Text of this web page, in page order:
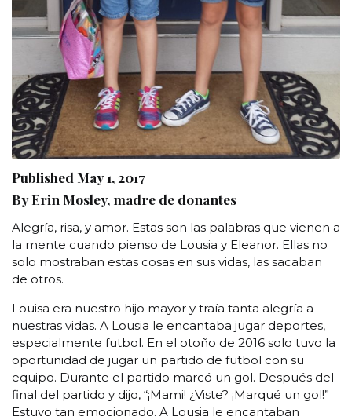
Published May 1, 2017
By Erin Mosley, madre de donantes
Alegría, risa, y amor. Estas son las palabras que vienen a
la mente cuando pienso de Lousia y Eleanor. Ellas no
solo mostraban estas cosas en sus vidas, las sacaban
de otros.
Louisa era nuestro hijo mayor y traía tanta alegría a
nuestras vidas. A Lousia le encantaba jugar deportes,
especialmente futbol. En el otoño de 2016 solo tuvo la
oportunidad de jugar un partido de futbol con su
equipo. Durante el partido marcó un gol. Después del
final del partido y dijo, “¡Mami! ¿Viste? ¡Marqué un gol!”
Estuvo tan emocionado. A Lousia le encantaban